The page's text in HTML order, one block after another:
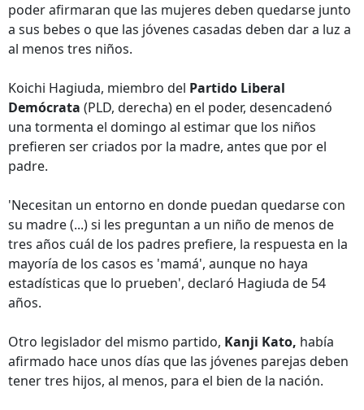
poder afirmaran que las mujeres deben quedarse junto
a sus bebes o que las jóvenes casadas deben dar a luz a
al menos tres niños.
Koichi Hagiuda, miembro del Partido Liberal
Demócrata (PLD, derecha) en el poder, desencadenó
una tormenta el domingo al estimar que los niños
prefieren ser criados por la madre, antes que por el
padre.
'Necesitan un entorno en donde puedan quedarse con
su madre (...) si les preguntan a un niño de menos de
tres años cuál de los padres prefiere, la respuesta en la
mayoría de los casos es 'mamá', aunque no haya
estadísticas que lo prueben', declaró Hagiuda de 54
años.
Otro legislador del mismo partido, Kanji Kato, había
afirmado hace unos días que las jóvenes parejas deben
tener tres hijos, al menos, para el bien de la nación.